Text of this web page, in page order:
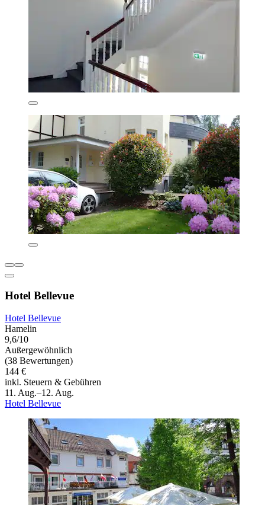
Hotel Bellevue
Hotel Bellevue
Hamelin
9,6/10
Außergewöhnlich
(38 Bewertungen)
144 €
inkl. Steuern & Gebühren
11. Aug.–12. Aug.
Hotel Bellevue